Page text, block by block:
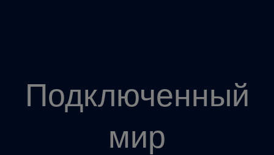
Подключенный
мир